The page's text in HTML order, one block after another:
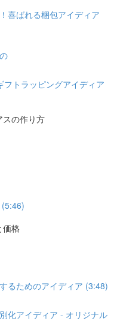
喜ばれる梱包アイディア
トラッピングアイディア
スの作り方
価格
るためのアイディア (3:48)
化アイディア - オリジナル